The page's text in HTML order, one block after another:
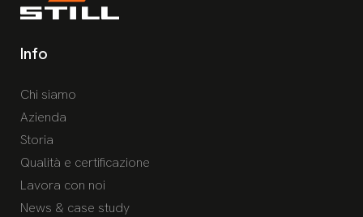
Info
Chi siamo
Azienda
Storia
Qualità e certificazione
Lavora con noi
News & case study